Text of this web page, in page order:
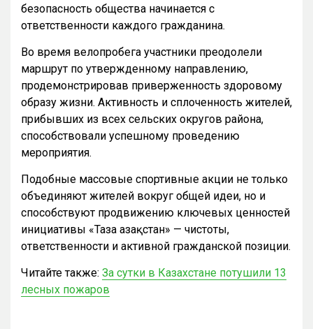
безопасность общества начинается с
ответственности каждого гражданина.
Во время велопробега участники преодолели
маршрут по утвержденному направлению,
продемонстрировав приверженность здоровому
образу жизни. Активность и сплоченность жителей,
прибывших из всех сельских округов района,
способствовали успешному проведению
мероприятия.
Подобные массовые спортивные акции не только
объединяют жителей вокруг общей идеи, но и
способствуют продвижению ключевых ценностей
инициативы «Таза Қазақстан» — чистоты,
ответственности и активной гражданской позиции.
Читайте также: За сутки в Казахстане потушили 13
лесных пожаров